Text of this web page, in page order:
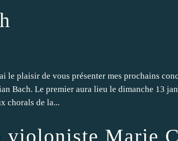
le plaisir de vous présenter mes prochains
Bach. Le premier aura lieu le dimanche 13
chorals de la...
violoniste Marie